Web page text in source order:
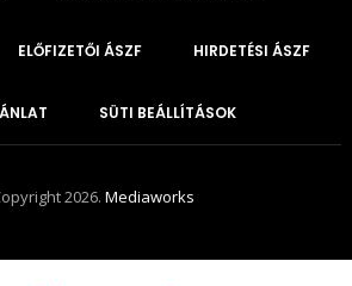
ELŐFIZETŐI ÁSZF HIRDETÉSI ÁSZF
SÜTI BEÁLLÍTÁSOK
2026.Mediaworks